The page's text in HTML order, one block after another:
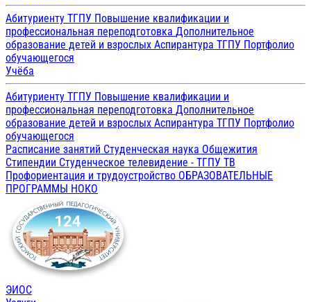
Абитуриенту ТГПУ Повышение квалификации и
профессиональная переподготовка Дополнительное
образование детей и взрослых Аспирантура ТГПУ Портфолио
обучающегося
Учёба
Абитуриенту ТГПУ Повышение квалификации и
профессиональная переподготовка Дополнительное
образование детей и взрослых Аспирантура ТГПУ Портфолио
обучающегося
Расписание занятий Студенческая наука Общежития
Стипендии Студенческое телевидение - ТГПУ ТВ
Профориентация и трудоустройство ОБРАЗОВАТЕЛЬНЫЕ
ПРОГРАММЫ НОКО
ЭИОС